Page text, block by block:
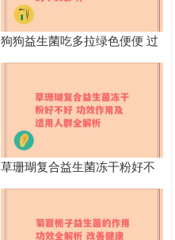
狗狗益生菌吃多拉绿色便便 过
量食用益生菌的不良影响
草珊瑚复合益生菌冻干粉好不
好 功效作用及适用人群全解析